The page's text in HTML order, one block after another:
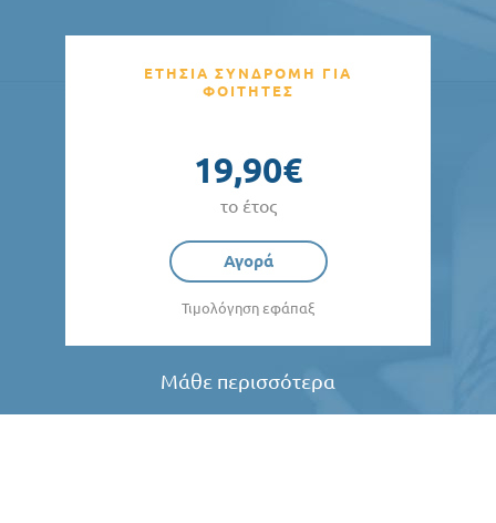
ΕΤΗΣΙΑ ΣΥΝΔΡΟΜΗ ΓΙΑ
ΦΟΙΤΗΤΕΣ
19,90€
το έτος
Αγορά
Τιμολόγηση εφάπαξ
Μάθε περισσότερα